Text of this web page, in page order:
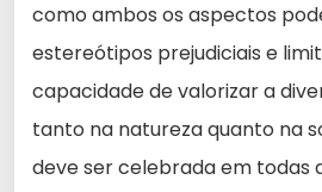
como ambos os aspectos
estereótipos prejudiciais e
capacidade de valorizar a
tanto na natureza quanto na
deve ser celebrada em todas